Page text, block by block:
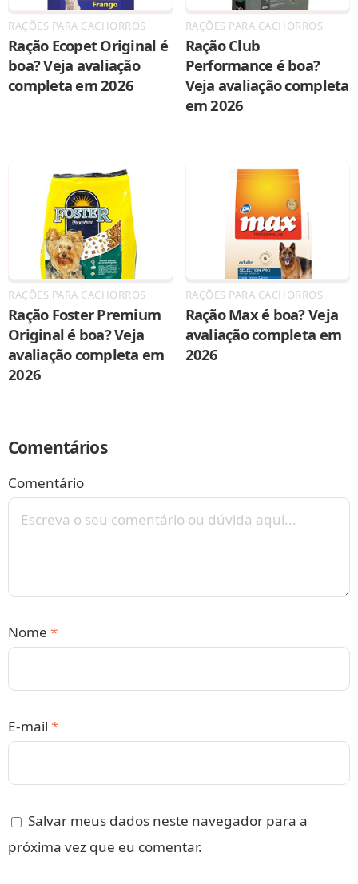
RAÇÕES PARA CACHORROS
Ração Ecopet Original é
boa? Veja avaliação
completa em 2026
RAÇÕES PARA CACHORROS
Ração Club
Performance é boa?
Veja avaliação completa
em 2026
RAÇÕES PARA CACHORROS
Ração Foster Premium
Original é boa? Veja
avaliação completa em
2026
RAÇÕES PARA CACHORROS
Ração Max é boa? Veja
avaliação completa em
2026
Comentários
Comentário
Nome *
E-mail *
Salvar meus dados neste navegador para a
próxima vez que eu comentar.